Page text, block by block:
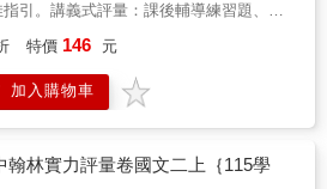
指引。講義式評量：課後輔導練習題、重
前學習重點，搭配試題演練，讓孩子預
習更聚焦。測驗卷：考前模擬試卷演
加強題庫練習，快速掌握考題時間，衝高
本【查詢系統】讓你一次買齊！此系統為
度適用（全新版本）。各校版本資料僅供
特價 146 元
加入購物車
翰林實力評量卷國文二上｛115學